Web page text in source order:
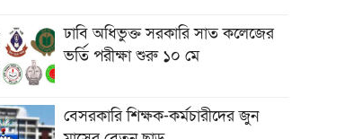
ঢাবি অধিভুক্ত সরকারি সাত কলেজের
ভর্তি পরীক্ষা শুরু ১০ মে
বেসরকারি শিক্ষক-কর্মচারীদের জুন